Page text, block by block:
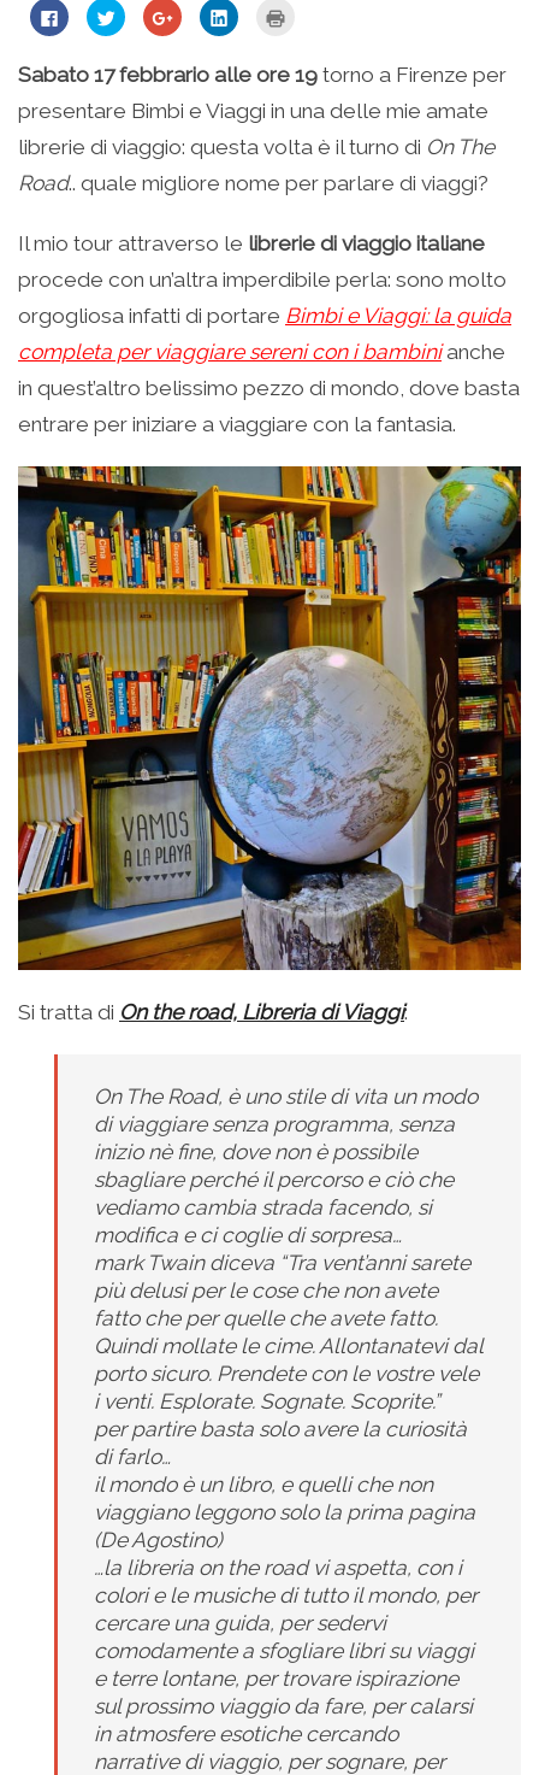
Fai
clic
su
Facebook
apre
una
nuova
finestra)
Fai
clic
condividere
su
Twitter
(Si
in
una
nuova
finestra)
Fai
clic
condividere
su
Google+
(Si
in
una
nuova
finestra)
Fai
clic
condividere
su
LinkedIn
(Si
apre
in
una
finestra)
stampare
(Si
in
nuova
finestra)
Sabato 17 febbrario alle ore 19 torno a Firenze per
presentare Bimbi e Viaggi in una delle mie amate
librerie di viaggio: questa volta è il turno di On The
Road.. quale migliore nome per parlare di viaggi?
Il mio tour attraverso le librerie di viaggio italiane
procede con un’altra imperdibile perla: sono molto
orgogliosa infatti di portare Bimbi e Viaggi: la guida
completa per viaggiare sereni con i bambinianche
in quest’altro belissimo pezzo di mondo, dove basta
entrare per iniziare a viaggiare con la fantasia.
Si tratta di On the road, Libreria di Viaggi:
On The Road, è uno stile di vita un modo
di viaggiare senza programma, senza
inizio nè fine, dove non è possibile
sbagliare perché il percorso e ciò che
vediamo cambia strada facendo, si
modifica e ci coglie di sorpresa…
mark Twain diceva “Tra vent’anni sarete
più delusi per le cose che non avete
fatto che per quelle che avete fatto.
Quindi mollate le cime. Allontanatevi dal
porto sicuro. Prendete con le vostre vele
i venti. Esplorate. Sognate. Scoprite.”
per partire basta solo avere la curiosità
di farlo…
il mondo è un libro, e quelli che non
viaggiano leggono solo la prima pagina
(De Agostino)
…la libreria on the road vi aspetta, con i
colori e le musiche di tutto il mondo, per
cercare una guida, per sedervi
comodamente a sfogliare libri su viaggi
e terre lontane, per trovare ispirazione
sul prossimo viaggio da fare, per calarsi
in atmosfere esotiche cercando
narrative di viaggio, per sognare, per